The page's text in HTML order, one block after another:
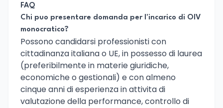
FAQ
Chi puo presentare domanda per l'incarico di OIV
monocratico?
Possono candidarsi professionisti con
cittadinanza italiana o UE, in possesso di laurea
(preferibilmente in materie giuridiche,
economiche o gestionali) e con almeno
cinque anni di esperienza in attivita di
valutazione della performance, controllo di